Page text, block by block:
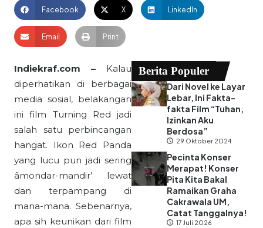
Facebook X LinkedIn
Email Print
Indiekraf.com – Kalau
diperhatikan di berbagai
media sosial, belakangan
ini film Turning Red jadi
salah satu perbincangan
hangat. Ikon Red Panda
yang lucu pun jadi sering
âmondar-mandir’ lewat
dan terpampang di
mana-mana. Sebenarnya,
apa sih keunikan dari film
Berita Populer
Dari Novel ke Layar
Lebar, Ini Fakta-
fakta Film “Tuhan,
Izinkan Aku
Berdosa”
29 Oktober 2024
Pecinta Konser
Merapat! Konser
Pita Kita Bakal
Ramaikan Graha
Cakrawala UM,
Catat Tanggalnya!
17 Juli 2026